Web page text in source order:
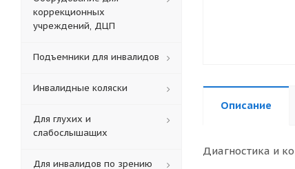
Описание
Диагностика и
коррекционных
учреждений, ДЦП
Подъемники для инвалидов
Инвалидные коляски
Для глухих и
слабослышащих
Для инвалидов по зрению